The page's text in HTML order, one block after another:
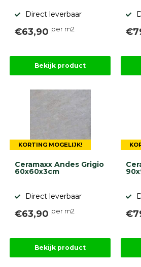
Direct leverbaar
€63,90 per m2
Bekijk product
KORTING MOGELIJK!
Ceramaxx Andes Grigio
60x60x3cm
Direct leverbaar
€63,90 per m2
Bekijk product